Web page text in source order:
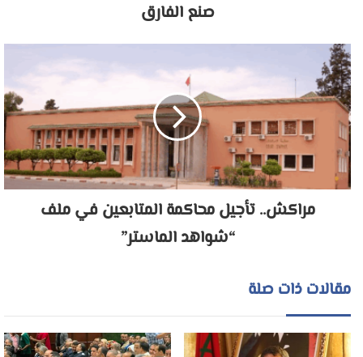
صنع الفارق
مراكش.. تأجيل محاكمة المتابعين في ملف
“شواهد الماستر”
مقالات ذات صلة